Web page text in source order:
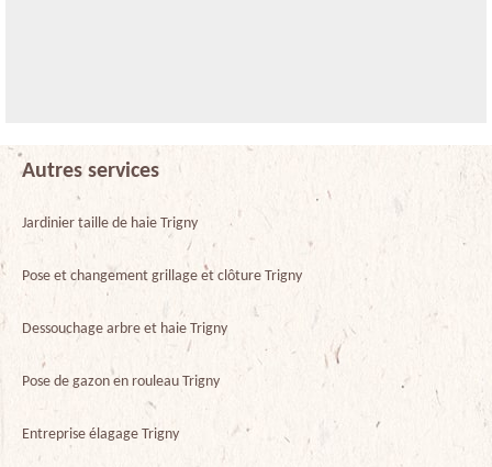
Autres services
Jardinier taille de haie Trigny
Pose et changement grillage et clôture Trigny
Dessouchage arbre et haie Trigny
Pose de gazon en rouleau Trigny
Entreprise élagage Trigny